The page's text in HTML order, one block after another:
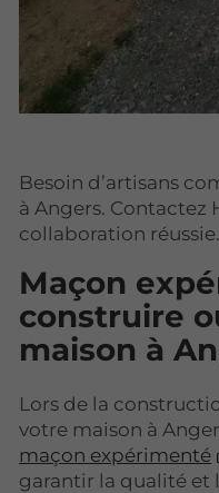
Besoin d’artisans
à Angers. Contactez
collaboration réussie.
Maçon
construire
maison à
Lors de la
votre maison à
maçon expérimenté
garantir la qualité et